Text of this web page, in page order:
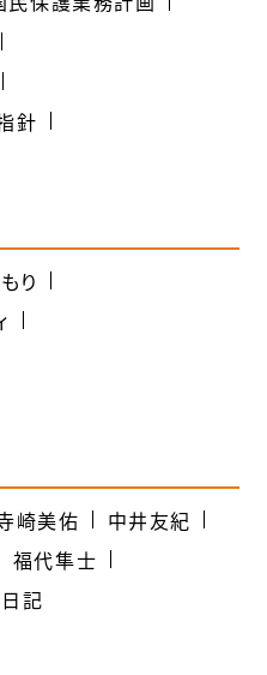
針
り
崎美佑
中井友紀
福代隼士
記